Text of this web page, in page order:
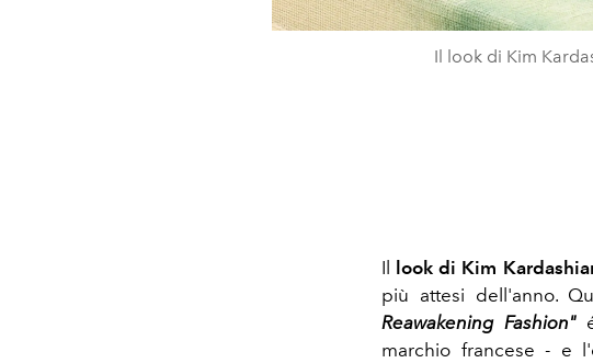
Il look di Kim
Il look di Kim
più attesi dell'anno.
Reawakening Fashion"
marchio francese - e